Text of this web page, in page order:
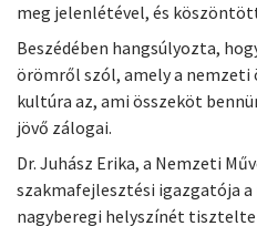
meg jelenlétével, és
Beszédében hangsúlyozta,
örömről szól, amely a nemzeti
kultúra az, ami összeköt
jövő zálogai.
Dr. Juhász Erika, a Nemzeti
szakmafejlesztési igazgatója
nagyberegi helyszínét